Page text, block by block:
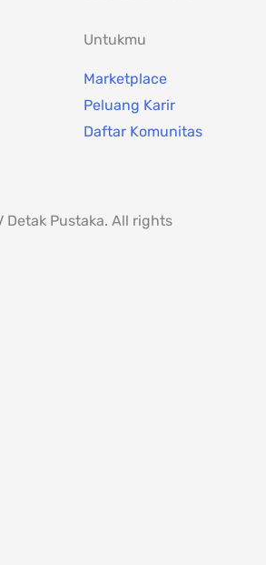
Untukmu
Marketplace
Peluang Karir
Daftar Komunitas
Pustaka. All rights